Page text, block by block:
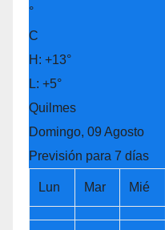
°
C
H: +13°
L: +5°
Quilmes
Domingo, 09 Agosto
Previsión para 7 días
Lun Mar Mié